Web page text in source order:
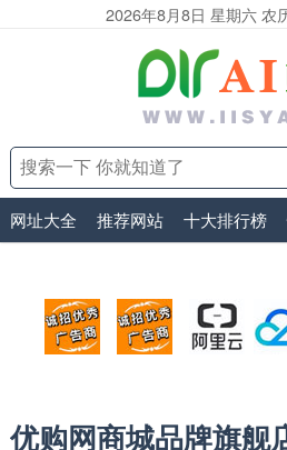
2026年8月8日 星期六 农
网址大全 推荐网站 十大排行榜
顶部广告位1
广告位招商_广告位待售
顶部广告位2
广告位招商_
阿
打
优购网商城品牌旗舰